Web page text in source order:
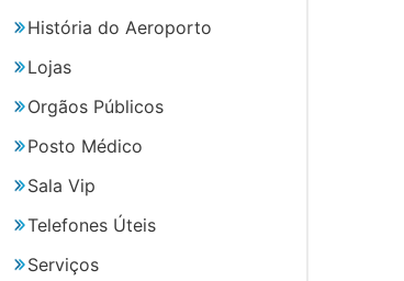
História do Aeroporto
Lojas
Orgãos Públicos
Posto Médico
Sala Vip
Telefones Úteis
Serviços